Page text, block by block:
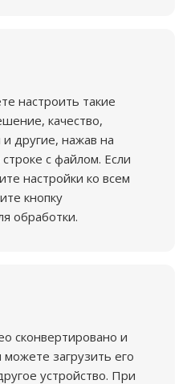
настроить такие
качество,
другие, нажав на
с файлом. Если
настройки ко всем
кнопку
обработки.
сконвертировано и
загрузить его
устройство. При